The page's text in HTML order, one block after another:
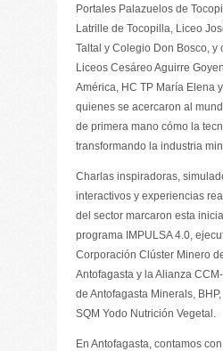
Portales Palazuelos de
Latrille de Tocopilla, Liceo
Taltal y Colegio Don Bosco, y
Liceos Cesáreo Aguirre
América, HC TP María Elena
quienes se acercaron al
de primera mano cómo la
transformando la industria
Charlas inspiradoras,
interactivos y experiencias
del sector marcaron esta
programa IMPULSA 4.0,
Corporación Clúster Minero
Antofagasta y la Alianza
de Antofagasta Minerals,
SQM Yodo Nutrición Vegetal.
En Antofagasta, contamos